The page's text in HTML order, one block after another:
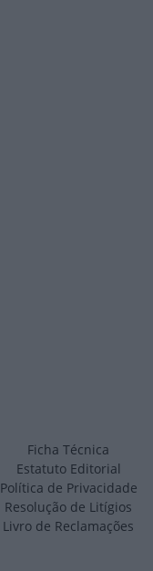
Ficha Técnica
Estatuto Editorial
Política de Privacidade
Resolução de Litígios
Livro de Reclamações